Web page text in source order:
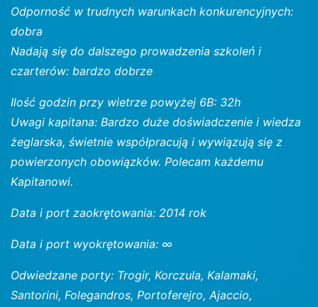
Odporność w trudnych warunkach konkurencyjnych:
dobra
Nadają się do dalszego prowadzenia szkoleń i
czarterów: bardzo dobrze
Ilość godzin przy wietrze powyżej 6B: 32h
Uwagi kapitana: Bardzo duże doświadczenie i wiedza
żeglarska, świetnie współpracują i wywiązują się z
powierzonych obowiązków. Polecam każdemu
Kapitanowi.
Data i port zaokrętowania: 2014 rok
Data i port wyokrętowania: ∞
Odwiedzane porty: Trogir, Korczula, Kalamaki,
Santorini, Folegandros, Portoferejro, Ajaccio,